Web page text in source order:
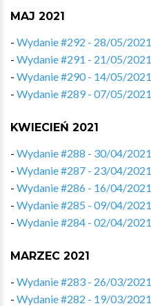
MAJ 2021
- Wydanie #292 - 28/05/2021
- Wydanie #291 - 21/05/2021
- Wydanie #290 - 14/05/2021
- Wydanie #289 - 07/05/2021
KWIECIEŃ 2021
- Wydanie #288 - 30/04/2021
- Wydanie #287 - 23/04/2021
- Wydanie #286 - 16/04/2021
- Wydanie #285 - 09/04/2021
- Wydanie #284 - 02/04/2021
MARZEC 2021
- Wydanie #283 - 26/03/2021
- Wydanie #282 - 19/03/2021